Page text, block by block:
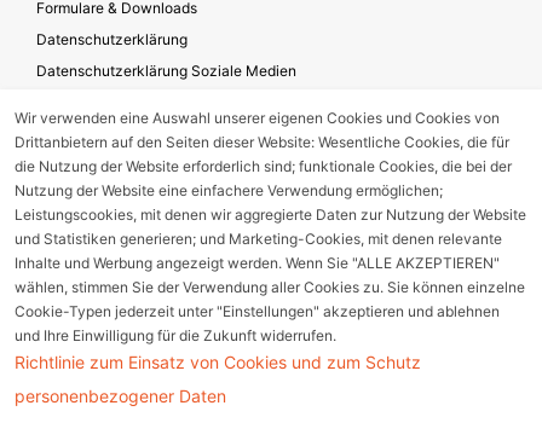
Formulare & Downloads
Datenschutzerklärung
Datenschutzerklärung Soziale Medien
Impressum
Unternehmensverantwortung
Gerätestörung melden
Nebenwirkungsmeldung
Cookie Einstellungen
Wir verwenden eine Auswahl unserer eigenen Cookies und Cookies von
Drittanbietern auf den Seiten dieser Website: Wesentliche Cookies, die für
die Nutzung der Website erforderlich sind; funktionale Cookies, die bei der
Nutzung der Website eine einfachere Verwendung ermöglichen;
Leistungscookies, mit denen wir aggregierte Daten zur Nutzung der Website
und Statistiken generieren; und Marketing-Cookies, mit denen relevante
Inhalte und Werbung angezeigt werden. Wenn Sie "ALLE AKZEPTIEREN"
wählen, stimmen Sie der Verwendung aller Cookies zu. Sie können einzelne
Cookie-Typen jederzeit unter "Einstellungen" akzeptieren und ablehnen
und Ihre Einwilligung für die Zukunft widerrufen.
Richtlinie zum Einsatz von Cookies und zum Schutz
personenbezogener Daten